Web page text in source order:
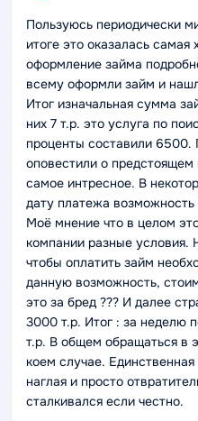
Пользуюсь периодически
итоге это оказалась
оформление займа
всему оформли займ и
Итог изначальная сумма
них 7 т.р. это услуга по
проценты составили
оповестили о
самое интресное. В
дату платежа возможность
Моё мнение что в целом
компании разные условия.
чтобы оплатить займ
данную возможность,
это за бред ??? И далее
3000 т.р. Итог : за неделю
т.р. В общем обращаться в
коем случае.
наглая и просто
сталкивался если честно.